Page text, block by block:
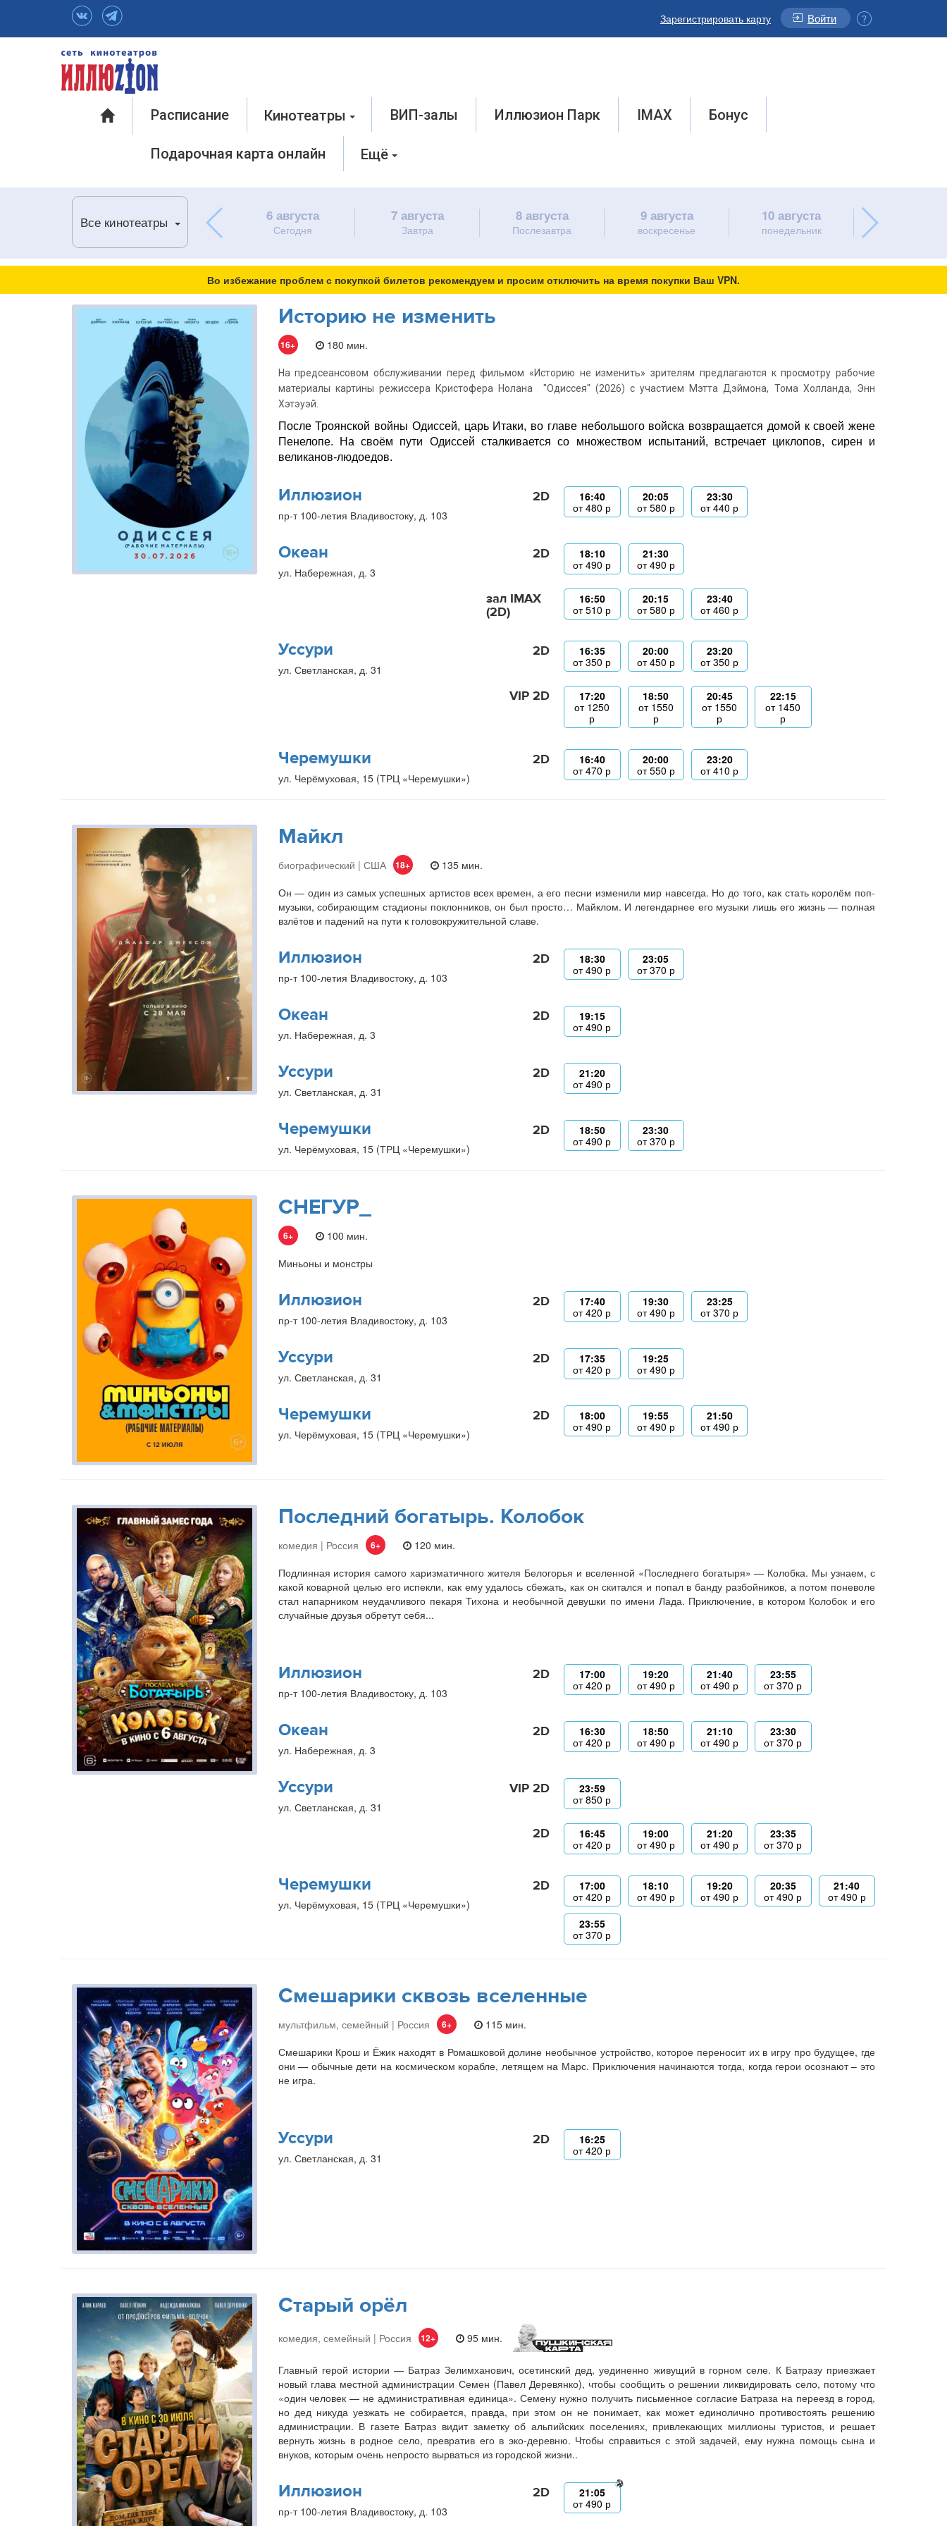
Зарегистрировать карту Войти
Расписание Кинотеатры ВИП-залы Иллюзион Парк IMAX Бонус
Подарочная карта онлайн Ещё
Все кинотеатры 6 августа
Сегодня
7 августа
Завтра
8 августа
Послезавтра
9 августа
воскресенье
10 августа
понедельник
Во избежание проблем с покупкой билетов рекомендуем и просим отключить на время покупки Ваш VPN.
Историю не изменить
16+ 180 мин.
На предсеансовом обслуживании перед фильмом «Историю не изменить» зрителям предлагаются к просмотру рабочие
материалы картины режиссера Кристофера Нолана "Одиссея" (2026) с участием Мэтта Дэймона, Тома Холланда, Энн
Хэтэуэй.
После Троянской войны Одиссей, царь Итаки, во главе небольшого войска возвращается домой к своей жене
Пенелопе. На своём пути Одиссей сталкивается со множеством испытаний, встречает циклопов, сирен и
великанов-людоедов.
Иллюзион
пр-т 100-летия Владивостоку, д. 103
2D
16:40
от480 р
20:05
от580 р
23:30
от440 р
Океан
ул. Набережная, д. 3
2D
18:10
от490 р
21:30
от490 р
зал IMAX
(2D)
16:50
от510 р
20:15
от580 р
23:40
от460 р
Уссури
ул. Светланская, д. 31
2D
16:35
от350 р
20:00
от450 р
23:20
от350 р
VIP 2D
17:20
от 1250
р
18:50
от 1550
р
20:45
от 1550
р
22:15
от 1450
р
Черемушки
ул. Черёмуховая, 15 (ТРЦ «Черемушки»)
2D
16:40
от470 р
20:00
от550 р
23:20
от410 р
Майкл
биографический | США 18+
135 мин.
Он — один из самых успешных артистов всех времен, а его песни изменили мир навсегда. Но до того, как стать королём поп-
музыки, собирающим стадионы поклонников, он был просто… Майклом. И легендарнее его музыки лишь его жизнь — полная
взлётов и падений на пути к головокружительной славе.
Иллюзион
пр-т 100-летия Владивостоку, д. 103
2D
18:30
от490 р
23:05
от370 р
Океан
ул. Набережная, д. 3
2D
19:15
от490 р
Уссури
ул. Светланская, д. 31
2D
21:20
от490 р
Черемушки
ул. Черёмуховая, 15 (ТРЦ «Черемушки»)
2D
18:50
от490 р
23:30
от370 р
СНЕГУР_
6+
100 мин.
Миньоны и монстры
Иллюзион
пр-т 100-летия Владивостоку, д. 103
2D
17:40
от420 р
19:30
от490 р
23:25
от370 р
Уссури
ул. Светланская, д. 31
2D
17:35
от420 р
19:25
от490 р
Черемушки
ул. Черёмуховая, 15 (ТРЦ «Черемушки»)
2D
18:00
от490 р
19:55
от490 р
21:50
от490 р
Последний богатырь. Колобок
комедия | Россия 6+
120 мин.
Подлинная история самого харизматичного жителя Белогорья и вселенной «Последнего богатыря» — Колобка. Мы узнаем, с
какой коварной целью его испекли, как ему удалось сбежать, как он скитался и попал в банду разбойников, а потом поневоле
стал напарником неудачливого пекаря Тихона и необычной девушки по имени Лада. Приключение, в котором Колобок и его
случайные друзья обретут себя...
Иллюзион
пр-т 100-летия Владивостоку, д. 103
2D
17:00
от420 р
19:20
от490 р
21:40
от490 р
23:55
от370 р
Океан
ул. Набережная, д. 3
2D
16:30
от420 р
18:50
от490 р
21:10
от490 р
23:30
от370 р
Уссури
ул. Светланская, д. 31
VIP 2D
23:59
от850 р
2D
16:45
от420 р
19:00
от490 р
21:20
от490 р
23:35
от370 р
Черемушки
ул. Черёмуховая, 15 (ТРЦ «Черемушки»)
2D
17:00
от420 р
18:10
от490 р
19:20
от490 р
20:35
от490 р
21:40
от490 р
23:55
от370 р
Смешарики сквозь вселенные
мультфильм, семейный | Россия 6+
115 мин.
Смешарики Крош и Ёжик находят в Ромашковой долине необычное устройство, которое переносит их в игру про будущее, где
они — обычные дети на космическом корабле, летящем на Марс. Приключения начинаются тогда, когда герои осознают – это
не игра.
Уссури
ул. Светланская, д. 31
2D
16:25
от420 р
Старый орёл
комедия, семейный | Россия 12+ 95 мин.
Главный герой истории — Батраз Зелимханович, осетинский дед, уединенно живущий в горном селе. К Батразу приезжает
новый глава местной администрации Семен (Павел Деревянко), чтобы сообщить о решении ликвидировать село, потому что
«один человек — не административная единица». Семену нужно получить письменное согласие Батраза на переезд в город,
но дед никуда уезжать не собирается, правда, при этом он не понимает, как может единолично противостоять решению
администрации. В газете Батраз видит заметку об альпийских поселениях, привлекающих миллионы туристов, и решает
вернуть жизнь в родное село, превратив его в эко-деревню. Чтобы справиться с этой задачей, ему нужна помощь сына и
внуков, которым очень непросто вырваться из городской жизни..
Иллюзион
пр-т 100-летия Владивостоку, д. 103
2D
21:05
от490 р